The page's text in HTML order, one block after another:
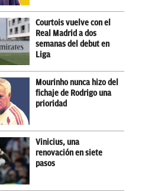
Courtois vuelve con el
Real Madrid a dos
semanas del debut en
Liga
Mourinho nunca hizo del
fichaje de Rodrigo una
prioridad
Vinicius, una
renovación en siete
pasos